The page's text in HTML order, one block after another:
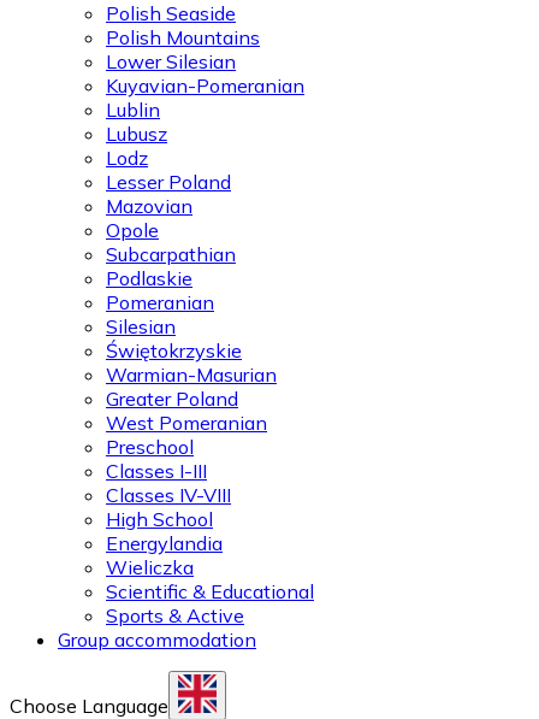
Polish Seaside
Polish Mountains
Lower Silesian
Kuyavian-Pomeranian
Lublin
Lubusz
Lodz
Lesser Poland
Mazovian
Opole
Subcarpathian
Podlaskie
Pomeranian
Silesian
Świętokrzyskie
Warmian-Masurian
Greater Poland
West Pomeranian
Preschool
Classes I-III
Classes IV-VIII
High School
Energylandia
Wieliczka
Scientific & Educational
Sports & Active
Group accommodation
Choose Language